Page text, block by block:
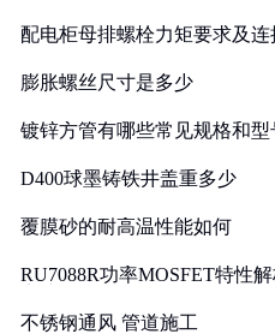
配电柜母排螺栓力矩要求及
膨胀螺丝尺寸是多少
镀锌方管有哪些常见规格和型
D400球墨铸铁井盖重多少
覆膜砂的耐高温性能如何
RU7088R功率MOSFET特性
不锈钢通风 管道施工